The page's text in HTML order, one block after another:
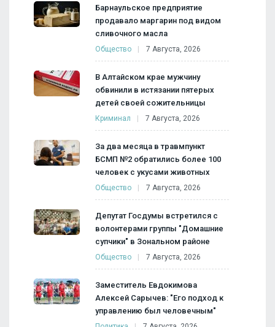
Барнаульское предприятие
продавало маргарин под видом
сливочного масла
Общество 7 Августа, 2026
В Алтайском крае мужчину
обвинили в истязании пятерых
детей своей сожительницы
Криминал 7 Августа, 2026
За два месяца в травмпункт
БСМП №2 обратились более 100
человек с укусами животных
Общество 7 Августа, 2026
Депутат Госдумы встретился с
волонтерами группы "Домашние
супчики" в Зональном районе
Общество 7 Августа, 2026
Заместитель Евдокимова
Алексей Сарычев: "Его подход к
управлению был человечным"